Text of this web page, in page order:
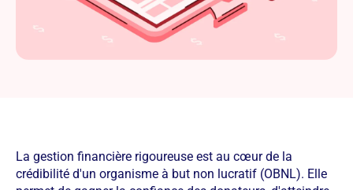
La gestion financière rigoureuse est au cœur de la
crédibilité d'un organisme à but non lucratif (OBNL). Elle